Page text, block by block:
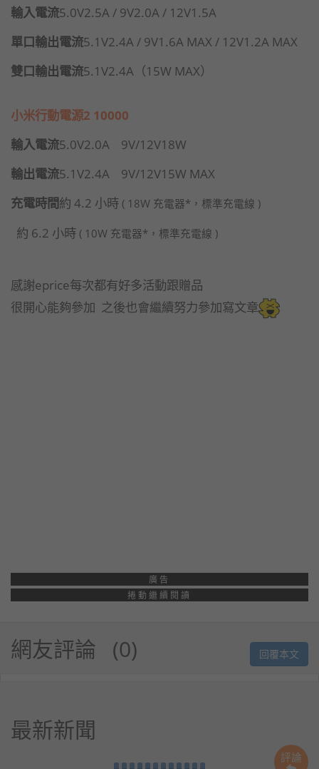
評論
輸入電流5.0V2.5A / 9V2.0A / 12V1.5A
單口輸出電流5.1V2.4A / 9V1.6A MAX / 12V1.2A MAX
雙口輸出電流5.1V2.4A（15W MAX）
小米行動電源2 10000
輸入電流5.0V2.0A 9V/12V18W
輸出電流5.1V2.4A 9V/12V15W MAX
充電時間約 4.2 小時 ( 18W 充電器*，標準充電線 )
約 6.2 小時 ( 10W 充電器*，標準充電線 )
感謝eprice每次都有好多活動跟贈品
很開心能夠參加 之後也會繼續努力參加寫文章
廣告
捲動繼續閱讀
網友評論 0 回覆本文
最新新聞